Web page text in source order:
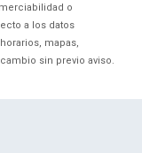
o
a los datos
mapas,
sin previo aviso.